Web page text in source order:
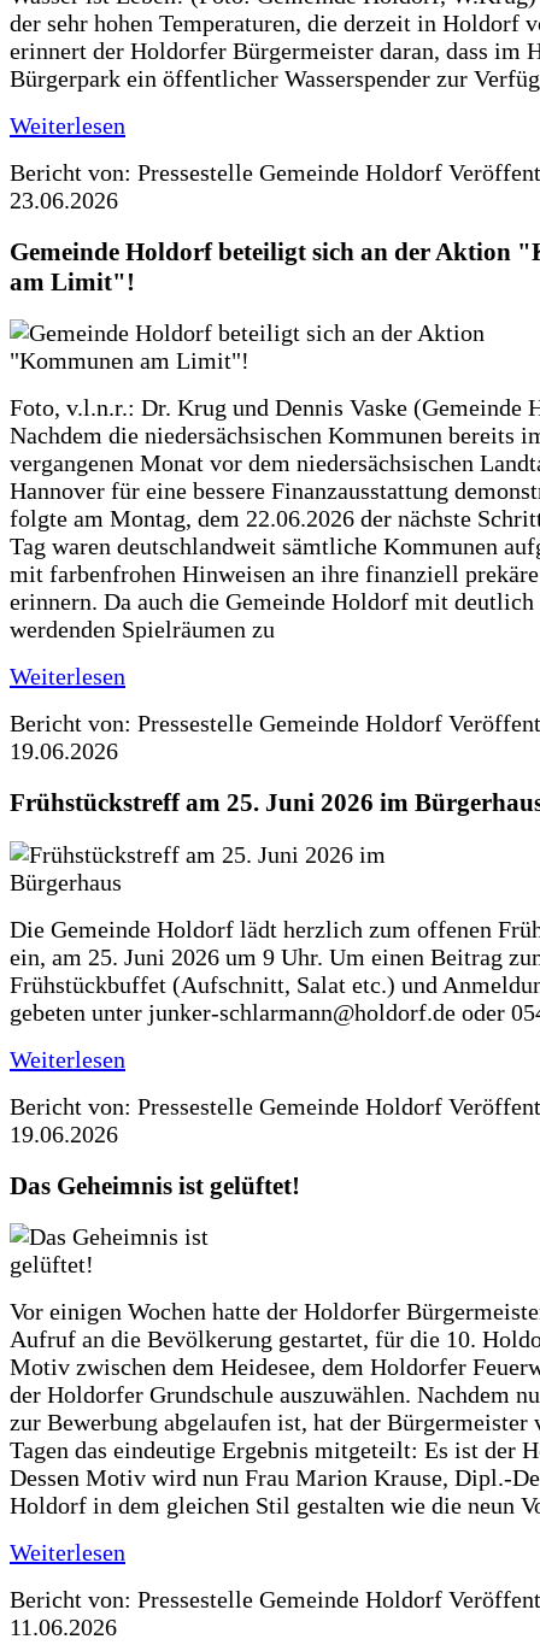
der sehr hohen Temperaturen, die derzeit in Holdorf
erinnert der Holdorfer Bürgermeister daran, dass im
Bürgerpark ein öffentlicher Wasserspender zur
Weiterlesen
Bericht von: Pressestelle Gemeinde Holdorf
23.06.2026
Gemeinde Holdorf beteiligt sich an der Aktion
am Limit"!
Foto, v.l.n.r.: Dr. Krug und Dennis Vaske (Gemeinde
Nachdem die niedersächsischen Kommunen bereits
vergangenen Monat vor dem niedersächsischen
Hannover für eine bessere Finanzausstattung
folgte am Montag, dem 22.06.2026 der nächste
Tag waren deutschlandweit sämtliche Kommunen
mit farbenfrohen Hinweisen an ihre finanziell
erinnern. Da auch die Gemeinde Holdorf mit deutlich
werdenden Spielräumen zu
Weiterlesen
Bericht von: Pressestelle Gemeinde Holdorf
19.06.2026
Frühstückstreff am 25. Juni 2026 im
Die Gemeinde Holdorf lädt herzlich zum offenen
ein, am 25. Juni 2026 um 9 Uhr. Um einen Beitrag
Frühstückbuffet (Aufschnitt, Salat etc.) und
gebeten unter junker-schlarmann@holdorf.de oder
Weiterlesen
Bericht von: Pressestelle Gemeinde Holdorf
19.06.2026
Das Geheimnis ist gelüftet!
Vor einigen Wochen hatte der Holdorfer
Aufruf an die Bevölkerung gestartet, für die 10.
Motiv zwischen dem Heidesee, dem Holdorfer
der Holdorfer Grundschule auszuwählen. Nachdem
zur Bewerbung abgelaufen ist, hat der Bürgermeister
Tagen das eindeutige Ergebnis mitgeteilt: Es ist der
Dessen Motiv wird nun Frau Marion Krause, Dipl.-
Holdorf in dem gleichen Stil gestalten wie die neun
Weiterlesen
Bericht von: Pressestelle Gemeinde Holdorf
11.06.2026